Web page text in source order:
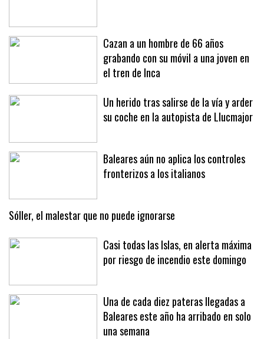
Cazan a un hombre de 66 años
grabando con su móvil a una joven en
el tren de Inca
Un herido tras salirse de la vía y arder
su coche en la autopista de Llucmajor
Baleares aún no aplica los controles
fronterizos a los italianos
Sóller, el malestar que no puede ignorarse
Casi todas las Islas, en alerta máxima
por riesgo de incendio este domingo
Una de cada diez pateras llegadas a
Baleares este año ha arribado en solo
una semana